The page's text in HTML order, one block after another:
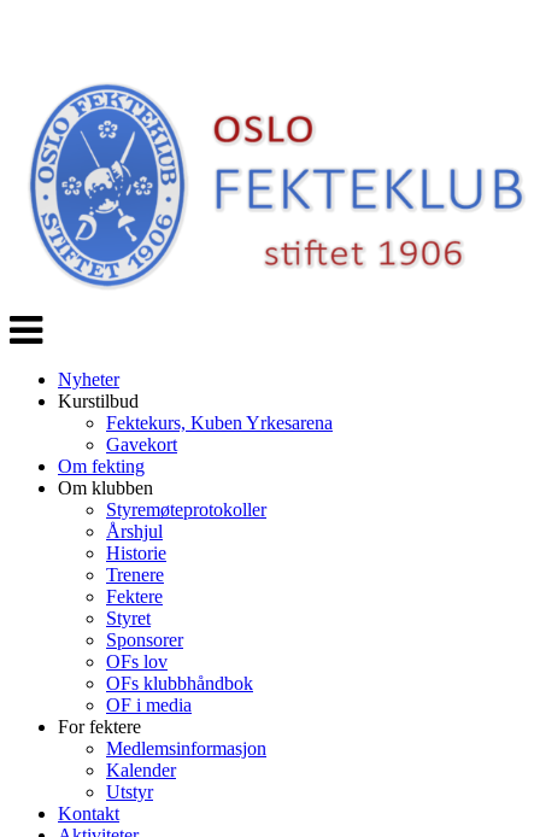
Veksle
navigasjon
Nyheter
Kurstilbud
Fektekurs, Kuben Yrkesarena
Gavekort
Om fekting
Om klubben
Styremøteprotokoller
Årshjul
Historie
Trenere
Fektere
Styret
Sponsorer
OFs lov
OFs klubbhåndbok
OF i media
For fektere
Medlemsinformasjon
Kalender
Utstyr
Kontakt